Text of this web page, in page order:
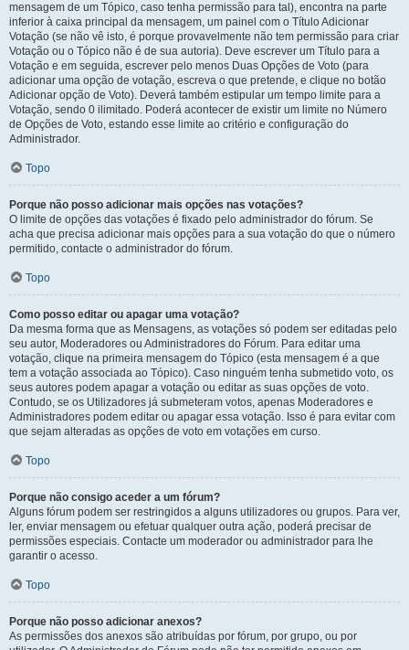
mensagem de um Tópico, caso tenha permissão para tal), encontra na parte
inferior à caixa principal da mensagem, um painel com o Título Adicionar
Votação (se não vê isto, é porque provavelmente não tem permissão para criar
Votação ou o Tópico não é de sua autoria). Deve escrever um Título para a
Votação e em seguida, escrever pelo menos Duas Opções de Voto (para
adicionar uma opção de votação, escreva o que pretende, e clique no botão
Adicionar opção de Voto). Deverá também estipular um tempo limite para a
Votação, sendo 0 ilimitado. Poderá acontecer de existir um limite no Número
de Opções de Voto, estando esse limite ao critério e configuração do
Administrador.
Topo
Porque não posso adicionar mais opções nas votações?
O limite de opções das votações é fixado pelo administrador do fórum. Se
acha que precisa adicionar mais opções para a sua votação do que o número
permitido, contacte o administrador do fórum.
Topo
Como posso editar ou apagar uma votação?
Da mesma forma que as Mensagens, as votações só podem ser editadas pelo
seu autor, Moderadores ou Administradores do Fórum. Para editar uma
votação, clique na primeira mensagem do Tópico (esta mensagem é a que
tem a votação associada ao Tópico). Caso ninguém tenha submetido voto, os
seus autores podem apagar a votação ou editar as suas opções de voto.
Contudo, se os Utilizadores já submeteram votos, apenas Moderadores e
Administradores podem editar ou apagar essa votação. Isso é para evitar com
que sejam alteradas as opções de voto em votações em curso.
Topo
Porque não consigo aceder a um fórum?
Alguns fórum podem ser restringidos a alguns utilizadores ou grupos. Para ver,
ler, enviar mensagem ou efetuar qualquer outra ação, poderá precisar de
permissões especiais. Contacte um moderador ou administrador para lhe
garantir o acesso.
Topo
Porque não posso adicionar anexos?
As permissões dos anexos são atribuídas por fórum, por grupo, ou por